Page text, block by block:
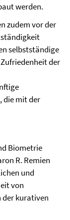
werden.
zudem vor der
selbstständige
der
die mit der
Biometrie
R. Remien
und
von
der kurativen